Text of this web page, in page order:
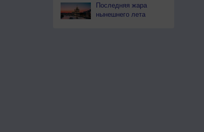
Последняя жара
нынешнего лета